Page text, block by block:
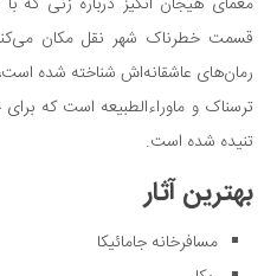
قسمت خطرناک شهر نقل مکان
رمان‌های عاشقانه‌اش شناخته شده است،
ترسناک و ماوراء‌الطبیعه است که
تنیده شده است.
بهترین آثار
مسافرخانه جامائیکا